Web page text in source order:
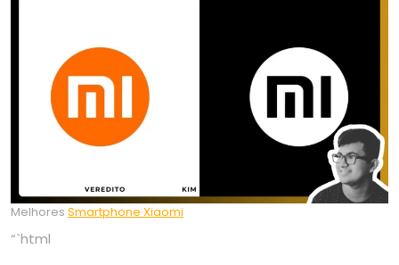
Melhores Smartphone Xiaomi
“`html